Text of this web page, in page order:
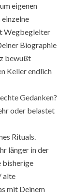
eigenen
einzelne
Wegbegleiter
Biographie
bewußt
Keller endlich
Gedanken?
oder belastet
Rituals.
länger in der
bisherige
alte
mit Deinem